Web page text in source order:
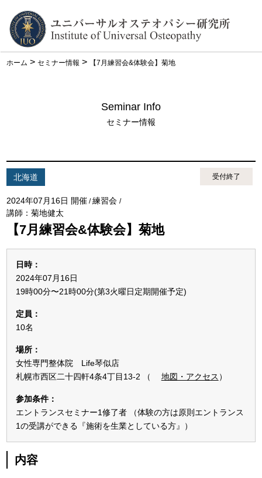
ホーム >セミナー情報 > 【7月練習会&体験会】菊地
Seminar Info
セミナー情報
北海道 受付終了
2024年07月16日 開催 /練習会/
講師：菊地健太
【7月練習会&体験会】菊地
日時：
2024年07月16日
19時00分〜21時00分(第3火曜日定期開催予定)
定員：
10名
場所：
女性専門整体院 Life琴似店
札幌市西区二十四軒4条4丁目13-2 （
地図・アクセス ）
参加条件：
エントランスセミナー1修了者 （体験の方は原則エントランス
1の受講ができる『施術を生業としている方』）
内容